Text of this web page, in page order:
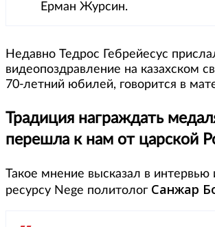
Ерман Журсин.
Недавно Тедрос Гебрейесус
видеопоздравление на казахском
70-летний юбилей, говорится в
Традиция награждать
перешла к нам от царской
Такое мнение высказал в интервью
ресурсу Nege политолог Санжар